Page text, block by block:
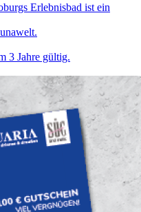
Erlebnisbad ist ein
3 Jahre gültig.